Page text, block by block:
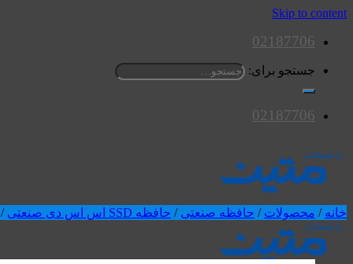
Skip to content
02187706
جستجو برای:
02187706
خانه / محصولات / حافظه صنعتی / حافظه SSD اس اس دی صنعتی /